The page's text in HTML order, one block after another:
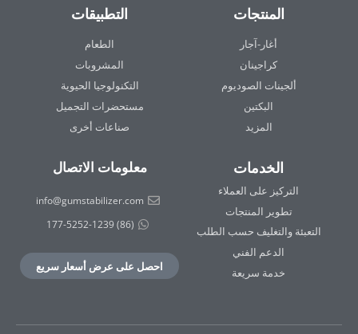
المنتجات
أغار-آجار
كراجينان
ألجينات الصوديوم
البكتين
المزيد
التطبيقات
الطعام
المشروبات
التكنولوجيا الحيوية
مستحضرات التجميل
صناعات أخرى
الخدمات
التركيز على العملاء
تطوير المنتجات
التعبئة والتغليف حسب الطلب
الدعم الفني
خدمة سريعة
معلومات الاتصال
info@gumstabilizer.com
(86) 177-5252-1239
احصل على عرض أسعار سريع